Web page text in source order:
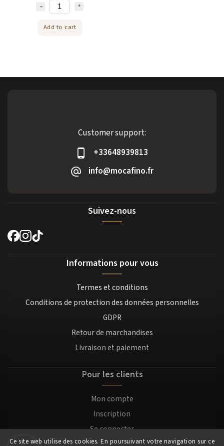
Ce site web utilise des cookies. En poursuivant votre navigation sur ce
Add to cart
Customer support:
+33648939813
info@mocafino.fr
Suivez-nous
Informations pour vous
Termes et conditions
Conditions de protection des données personnelles
GDPR
Retour de marchandises
Livraison et paiement
Pour les clients
Mon compte
Inscription
Se connecter